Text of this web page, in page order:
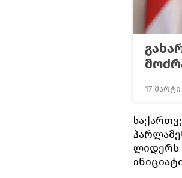
17 მარტი
ლიდერს